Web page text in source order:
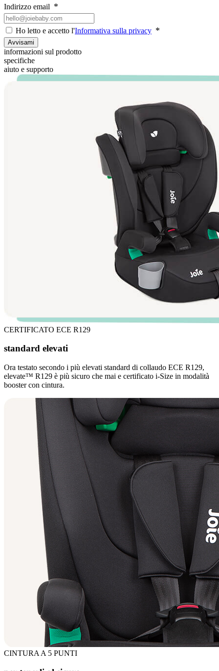
Indirizzo email
Ho letto e accetto l'Informativa sulla privacy
Avvisami
informazioni sul prodotto
specifiche
aiuto e supporto
CERTIFICATO ECE R129
standard elevati
Ora testato secondo i più elevati standard di collaudo ECE R129,
elevate™ R129 è più sicuro che mai e certificato i-Size in modalità
booster con cintura.
CINTURA A 5 PUNTI